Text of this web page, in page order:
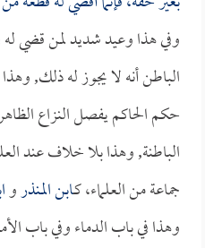
وفي هذا وعيد شديد لمن قضي له
الباطن أنه لا يجوز له ذلك,
حكم الحاكم يفصل النزاع
الباطنة, وهذا بلا خلاف عند
جماعة من العلماء، كـابن المنذرو
وهذا في باب الدماء وفي باب